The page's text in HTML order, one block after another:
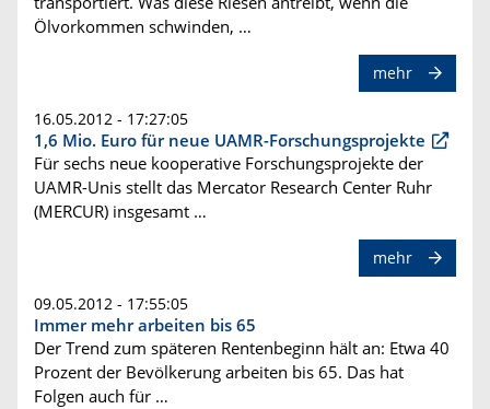
Ölvorkommen schwinden, …
mehr
16.05.2012 - 17:27:05
1,6 Mio. Euro für neue UAMR-Forschungsprojekte
Für sechs neue kooperative Forschungsprojekte der
UAMR-Unis stellt das Mercator Research Center Ruhr
(MERCUR) insgesamt …
mehr
09.05.2012 - 17:55:05
Immer mehr arbeiten bis 65
Der Trend zum späteren Rentenbeginn hält an: Etwa 40
Prozent der Bevölkerung arbeiten bis 65. Das hat
Folgen auch für …